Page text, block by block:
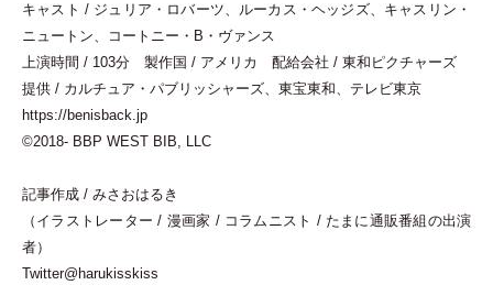
キャスト / ジュリア ・ ロバーツ、ルーカス ・ヘッジズ、キャスリン ・
ニュートン、コートニー ・ B ・ ヴァンス
上演時間 / 103分 製作国 / アメリカ 配給会社 / 東和ピクチャーズ
提供 / カルチュア ・ パブリッシャーズ、東宝東和、テレビ東京
https://benisback.jp
©2018- BBP WEST BIB, LLC
記事作成 / みさおはるき
（ イラストレーター / 漫画家 / コラムニスト / たまに通販番組の出演
者）
Twitter@harukisskiss